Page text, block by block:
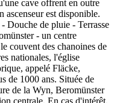
cave offrent en outre
ascenseur est disponible.
Douche de pluie - Terrasse
- un centre
couvent des chanoines de
nationales, l'église
appelé Fläcke,
de 1000 ans. Située de
de la Wyn, Beromünster
centrale. En cas d'intérêt,